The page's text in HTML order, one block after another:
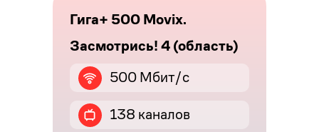
Гига+ 500 Movix.
Засмотрись! 4 (область)
500 Мбит/с
138 каналов